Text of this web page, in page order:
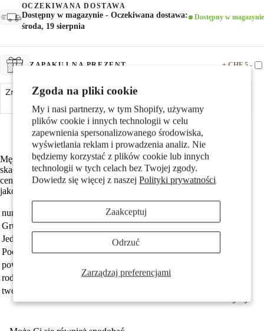
Zgoda na pliki cookie
My i nasi partnerzy, w tym Shopify, używamy
plików cookie i innych technologii w celu
zapewnienia spersonalizowanego środowiska,
wyświetlania reklam i prowadzenia analiz. Nie
będziemy korzystać z plików cookie lub innych
technologii w tych celach bez Twojej zgody.
Dowiedz się więcej z naszejPolityki prywatności
Zarządzaj preferencjami
Zaakceptuj
Odrzuć
OCZEKIWANA DOSTAWA
Dostępny w magazynie - Oczekiwana dostawa:
środa, 19 sierpnia
Dostępny w magazynie
ZAPAKUJ NA PREZENT + CHF 5.-
Zmniejsz ilość
Made in Germany
Srebro próby 925 z próbą 925
Męski kolczyk na jedno ucho wykonany ze srebra, przedstawiający
skaczącego jelenia. Stylowy i oryginalny dodatek dla mężczyzn
ceniących unikalny wygląd. Idealny do codziennego noszenia oraz
jako prezent. Wysoka jakość wykonania i trwałość.
numer zamówienia
504721
Grupa docelowa
Mężczyźni
Jednostka
sztuka
Pochodzenie
Made in Germany
powłoka
rodzaj biżuterii
kolczyk wkrętka (1 sztuka)
tworzywo